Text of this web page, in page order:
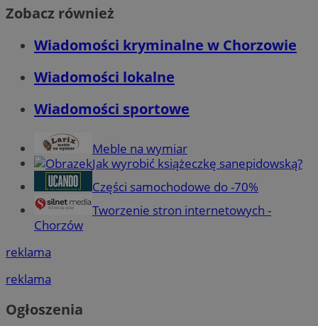
Zobacz również
Wiadomości kryminalne w Chorzowie
Wiadomości lokalne
Wiadomości sportowe
Meble na wymiar
Jak wyrobić książeczkę sanepidowską?
Części samochodowe do -70%
Tworzenie stron internetowych -
Chorzów
reklama
reklama
Ogłoszenia